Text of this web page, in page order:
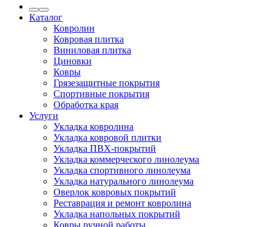
Каталог
Ковролин
Ковровая плитка
Виниловая плитка
Циновки
Ковры
Грязезащитные покрытия
Спортивные покрытия
Обработка края
Услуги
Укладка ковролина
Укладка ковровой плитки
Укладка ПВХ-покрытий
Укладка коммерческого линолеума
Укладка спортивного линолеума
Укладка натурального линолеума
Оверлок ковровых покрытий
Реставрация и ремонт ковролина
Укладка напольных покрытий
Ковры ручной работы